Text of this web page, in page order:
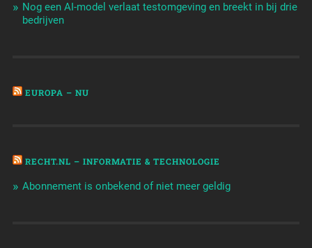
Nog een AI-model verlaat testomgeving en breekt in bij drie
bedrijven
EUROPA – NU
RECHT.NL – INFORMATIE & TECHNOLOGIE
Abonnement is onbekend of niet meer geldig